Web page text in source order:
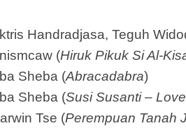
Handradjasa, Teguh
(Hiruk Pikuk Si Al-
Sheba (Abracadabra)
Sheba (Susi Susanti –
Tse (Perempuan Tanah